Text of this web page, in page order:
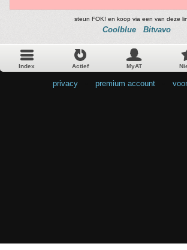
steun FOK! en koop via een van deze
Coolblue Bitvavo
Index Actief MyAT
privacy premium account